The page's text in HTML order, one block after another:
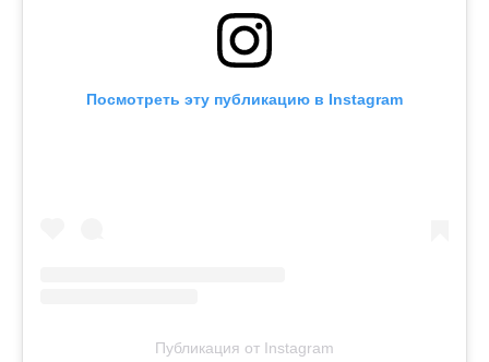
Посмотреть эту публикацию в Instagram
Публикация от Instagram